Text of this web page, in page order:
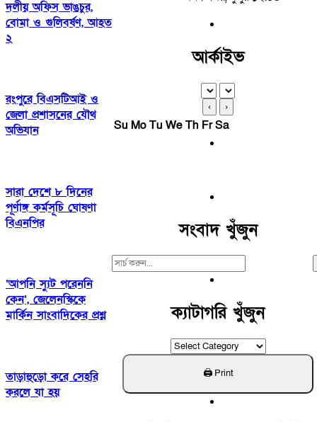
দলীয় অফিস ভাঙচুর,
বোমা ও গুলিবর্ষণ, আহত
২
রংপুরে বিএসটিআই ও
জেলা প্রশাসনের যৌথ
অভিযান
সারা দেশে ৮ দিনের
পূর্ণাঙ্গ কর্মসূচি ঘোষণা
বিএনপির
‘আপনি স্যুট পরেননি
কেন’, জেলেনস্কিকে
মার্কিন সাংবাদিকের প্রশ্ন
তাড়াহুড়ো করে সেহরি
করলে যা হয়
আর্কাইভ
‹ ›
Su MoTu WeTh FrSa
সংবাদ খুঁজুন
Search
ক্যাটাগরি খুঁজুন
ক্যাটাগরি
খুঁজুন